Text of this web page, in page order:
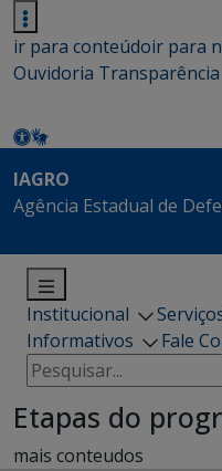
ir para conteúdoir para
Ouvidoria Transparência
IAGRO
Agência Estadual de
Institucional
Informativos
Fale
Pesquisar
por:
Etapas do
mais conteudos